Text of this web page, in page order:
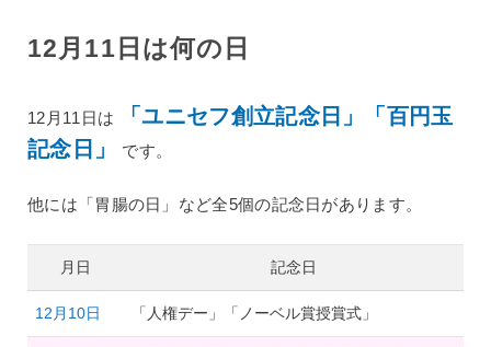
12月11日は何の日
12月11日は
「ユニセフ創立記念日」「百円玉
記念日」
です。
他には「胃腸の日」など全5個の記念日があります。
月日 記念日
12月10日 「人権デー」「ノーベル賞授賞式」